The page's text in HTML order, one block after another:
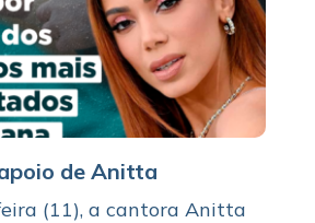
de Anitta
(11), a cantora Anitta